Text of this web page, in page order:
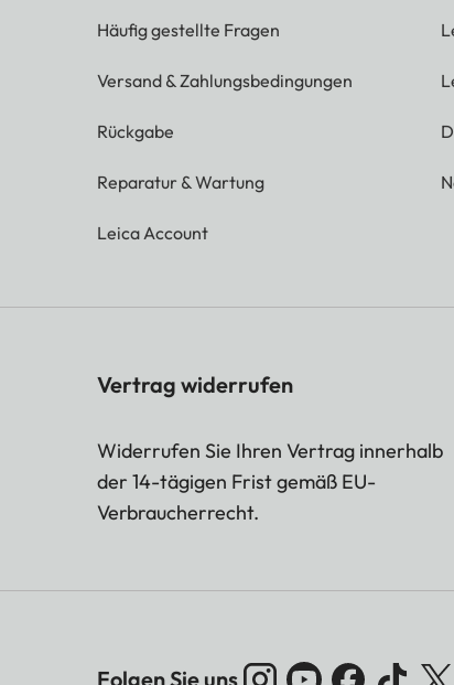
Häufig gestellte Fragen
Versand & Zahlungsbedingungen
Rückgabe
Reparatur & Wartung
Leica Account
Vertrag widerrufen
Widerrufen Sie Ihren Vertrag innerhalb
der 14-tägigen Frist gemäß EU-
Verbraucherrecht.
Folgen Sie uns